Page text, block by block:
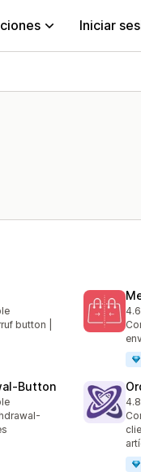
Iniciar
button |
4.6
45
4.8
68